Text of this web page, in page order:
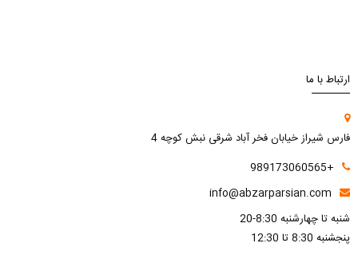
ارتباط با ما
فارس شیراز خیابان فخر آباد شرقی نبش کوچه 4
+989173060565
info@abzarparsian.com
شنبه تا چهارشنبه 8:30-20
پنجشنبه 8:30 تا 12:30